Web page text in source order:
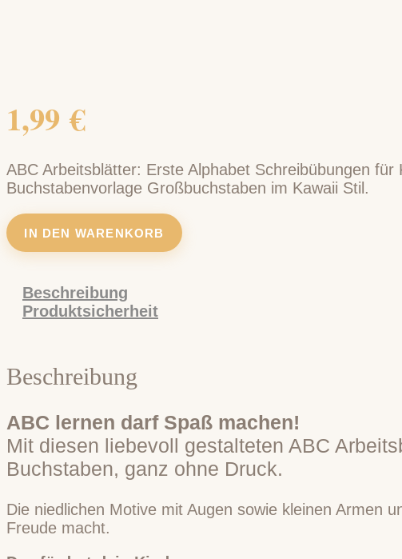
1,99€
ABC Arbeitsblätter: Erste Alphabet Schreibübungen
Buchstabenvorlage Großbuchstaben im Kawaii Stil.
IN DEN WARENKORB
Beschreibung
Produktsicherheit
Beschreibung
ABC lernen darf Spaß machen!
Mit diesen liebevoll gestalteten ABC
Buchstaben, ganz ohne Druck.
Die niedlichen Motive mit Augen sowie kleinen Armen
Freude macht.